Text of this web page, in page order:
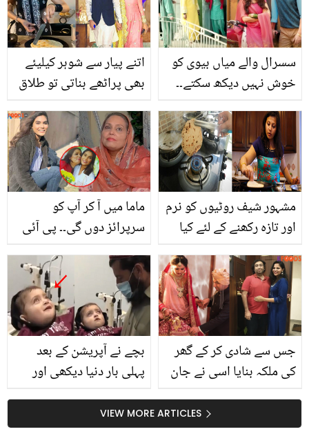
مثال دے کر سب کے منہ بند
کردیے
اتنے پیار سے شوہر کیلیئے
بھی پراٹھے بناتی تو طلاق
سابقہ اہلیہ کرن اشفاق کی
سحری بناتے ویڈیو میں
ایسا کیا تھا جو صارفین
بھڑک اُٹھے؟
سسرال والے میاں بیوی کو
خوش نہیں دیکھ سکتے۔۔
روم؟ ڈرامہ دیکھ کر لوگ
جوائنٹ فیملی سسٹم پر
تنقید کرنے لگے
ماما میں آ کر آپ کو
سرپرائز دوں گی۔۔ پی آئی
مرحومہ زارا عابد کی والدہ
بیٹی سے ہونے والی آخری
گفتگو بتاتے ہوئے رو پڑیں
مشہور شیف روٹیوں کو نرم
اور تازہ رکھنے کے لئے کیا
کی روٹیاں بنانے کا آسان
طریقہ
بچے نے آپریشن کے بعد
پہلی بار دنیا دیکھی اور
معصوم بچے نے کیا کیا؟
تاثرات آپ کے دل کو چھو
جس سے شادی کر کے گھر
کی ملکہ بنایا اسی نے جان
ایسا کیا ہوا جو بیوی نے
شوہر کو ہی قتل کردیا؟
VIEW MORE ARTICLES